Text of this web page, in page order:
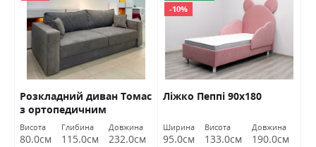
Розкладний диван Томас
з ортопедичним
наповненням і нішею
162х192 Шик Галичина
Висота
80.0см
Глибина
115.0см
Довжина
232.0см
-10%
Ліжко Пеппі 90х180
Ширина
95.0см
Висота
133.0см
Довжина
190.0см